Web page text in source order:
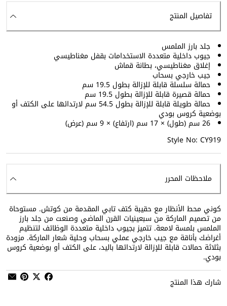
تفاصيل المنتج
جلد بارز الملمس
جيوب داخلية متعددة الاستخدامات بقفل مغناطيسي
إغلاق مغناطيسي، بطانة قماش
جيب خارجي بسحاب
حمالة سلسلة قابلة للإزالة بطول 19.5 سم
حمالة قصيرة قابلة للإزالة بطول 19.5 سم
حمالة طويلة قابلة للإزالة بطول 54.5 سم لارتدائها على الكتف أو
بوضعية كروس بودي
26 سم (طول) × 17 سم (ارتفاع) × 9 سم (عرض)
Style No: CY919
ملاحظات المحرر
كوني محط الأنظار مع حقيبة كتف تابي المقدمة من كوتش. مستوحاة
من تصميم الماركة من سبعينيات القرن الماضي وصنعت من جلد بارز
الملمس بلمسة لامعة. تتميز بجيوب داخلية متعددة الوظائف لتنظيم
أغراضك بأناقة مع جيب خارجي عملي بسحاب وحلية شعار الماركة. مزودة
بثلاثة حمالات قابلة للإزالة لارتدائها باليد، على الكتف أو بوضعية كروس
بودي.
شارك هذا المنتج